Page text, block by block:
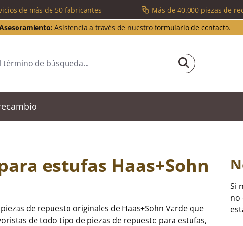
de más de 50 fabricantes Más de 40.000 piezas de
Asesoramiento: Asistencia a través de nuestro formulario de contacto.
estufas Haas+Sohn
de repuesto originales de Haas+Sohn Varde que
de todo tipo de piezas de repuesto para estufas,
Si
no